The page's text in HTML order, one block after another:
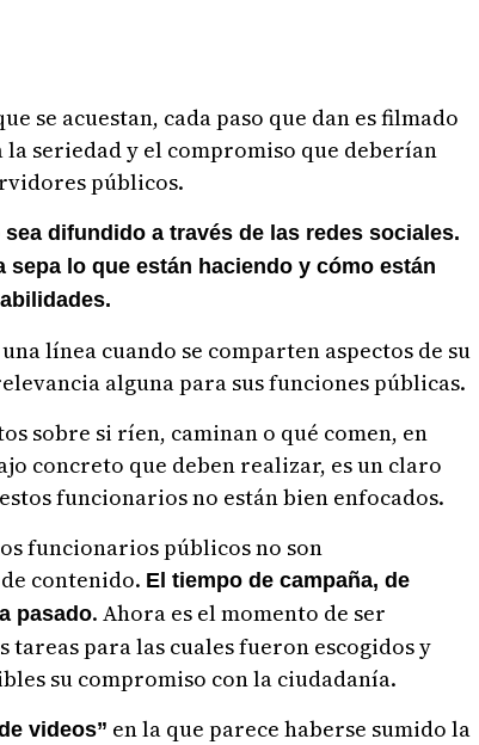
se acuestan, cada paso que dan es filmado
seriedad y el compromiso que deberían
públicos.
difundido a través de las redes sociales.
sepa lo que están haciendo y cómo están
línea cuando se comparten aspectos de su
alguna para sus funciones públicas.
sobre si ríen, caminan o qué comen, en
concreto que deben realizar, es un claro
funcionarios no están bien enfocados.
funcionarios públicos no son
contenido. El tiempo de campaña, de
pasado. Ahora es el momento de ser
tareas para las cuales fueron escogidos y
su compromiso con la ciudadanía.
videos” en la que parece haberse sumido la